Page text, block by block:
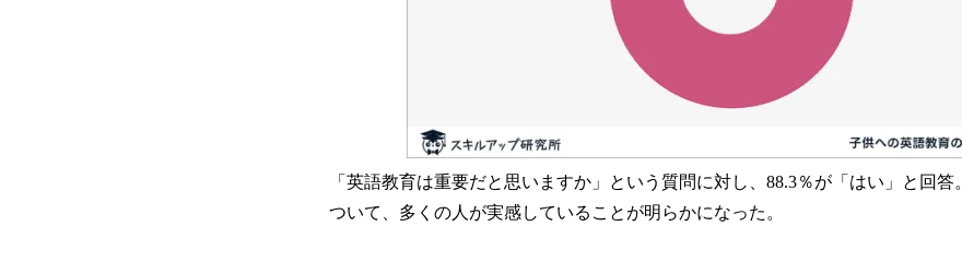
「英語教育は重要だと思いますか」という質問に対し、88.3％が「はい」と回
ついて、多くの人が実感していることが明らかになった。